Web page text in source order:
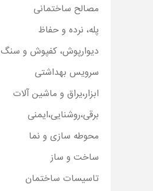
مصالح ساختمانی
پله، نرده و حفاظ
دیوارپوش، کفپوش و سنگ
سرویس بهداشتی
ابزار،یراق و ماشین آلات
برقی،روشنایی،ایمنی
محوطه سازی و نما
ساخت و ساز
تاسیسات ساختمان